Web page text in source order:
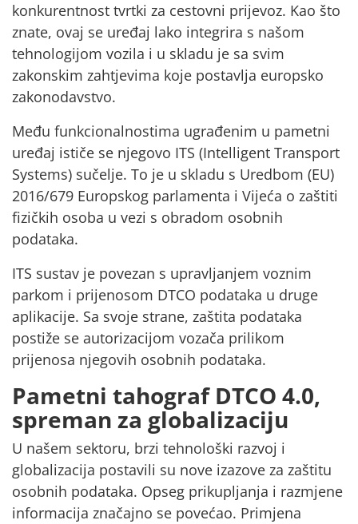
konkurentnost tvrtki za cestovni prijevoz. Kao što
znate, ovaj se uređaj lako integrira s našom
tehnologijom vozila i u skladu je sa svim
zakonskim zahtjevima koje postavlja europsko
zakonodavstvo.
Među funkcionalnostima ugrađenim u pametni
uređaj ističe se njegovo ITS (Intelligent Transport
Systems) sučelje. To je u skladu s Uredbom (EU)
2016/679 Europskog parlamenta i Vijeća o zaštiti
fizičkih osoba u vezi s obradom osobnih
podataka.
ITS sustav je povezan s upravljanjem voznim
parkom i prijenosom DTCO podataka u druge
aplikacije. Sa svoje strane, zaštita podataka
postiže se autorizacijom vozača prilikom
prijenosa njegovih osobnih podataka.
Pametni tahograf DTCO 4.0,
spreman za globalizaciju
U našem sektoru, brzi tehnološki razvoj i
globalizacija postavili su nove izazove za zaštitu
osobnih podataka. Opseg prikupljanja i razmjene
informacija značajno se povećao. Primjena